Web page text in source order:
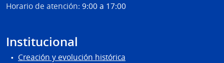
Horario de atención: 9:00 a 17:00
Institucional
Creación y evolución histórica